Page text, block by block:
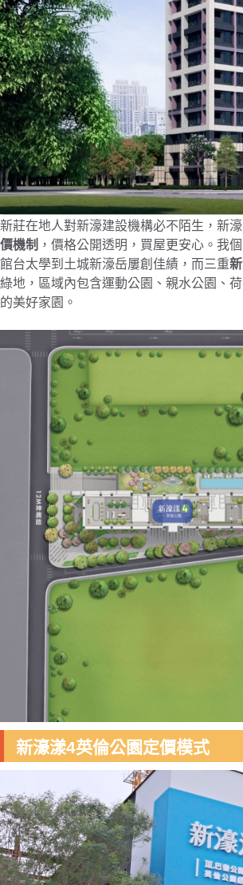
新莊在地人對新濠建設機構必不陌生，新
價機制 ，價格公開透明，買屋更安心。我
館台太學到土城新濠岳屢創佳績，而三重
綠地，區域內包含運動公園、親水公園、
的美好家園。
新濠漾4英倫公園定價模式